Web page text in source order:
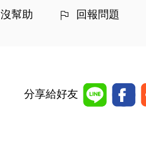
沒幫助 回報問題
分享給好友